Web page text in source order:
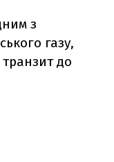
з
газу,
до